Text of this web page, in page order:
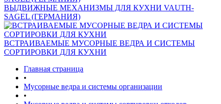
ВЫДВИЖНЫЕ МЕХАНИЗМЫ ДЛЯ КУХНИ VAUTH-
SAGEL (ГЕРМАНИЯ)
ВСТРАИВАЕМЫЕ МУСОРНЫЕ ВЕДРА И СИСТЕМЫ
СОРТИРОВКИ ДЛЯ КУХНИ
Главная страница
•
Мусорные ведра и системы организации
•